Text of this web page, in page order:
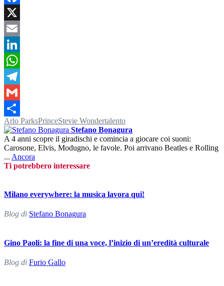
Facebook
X
Email
LinkedIn
WhatsApp
Telegram
Gmail
Condividi
Arlo ParksPrinceStevie Wondertalento
Stefano Bonagura
A 4 anni scopre il giradischi e comincia a giocare coi suoni:
Carosone, Elvis, Modugno, le favole. Poi arrivano Beatles e Rolling
... Ancora
Ti potrebbero interessare
Milano everywhere: la musica lavora qui!
Blog di Stefano Bonagura
Gino Paoli: la fine di una voce, l’inizio di un’eredità culturale
Blog di Furio Gallo